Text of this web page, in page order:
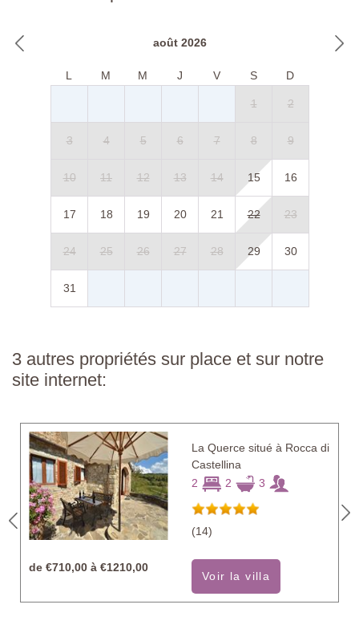
août 2026
L M M J V S D
1 2
3 4 5 6 7 8 9
10 11 12 13 14 15 16
17 18 19 20 21 22 23
24 25 26 27 28 29 30
31
3 autres propriétés sur place et sur notre
site internet:
La Querce situé à Rocca di
Castellina
2
2 3
(14)
de €710,00 à €1210,00
Voir la villa